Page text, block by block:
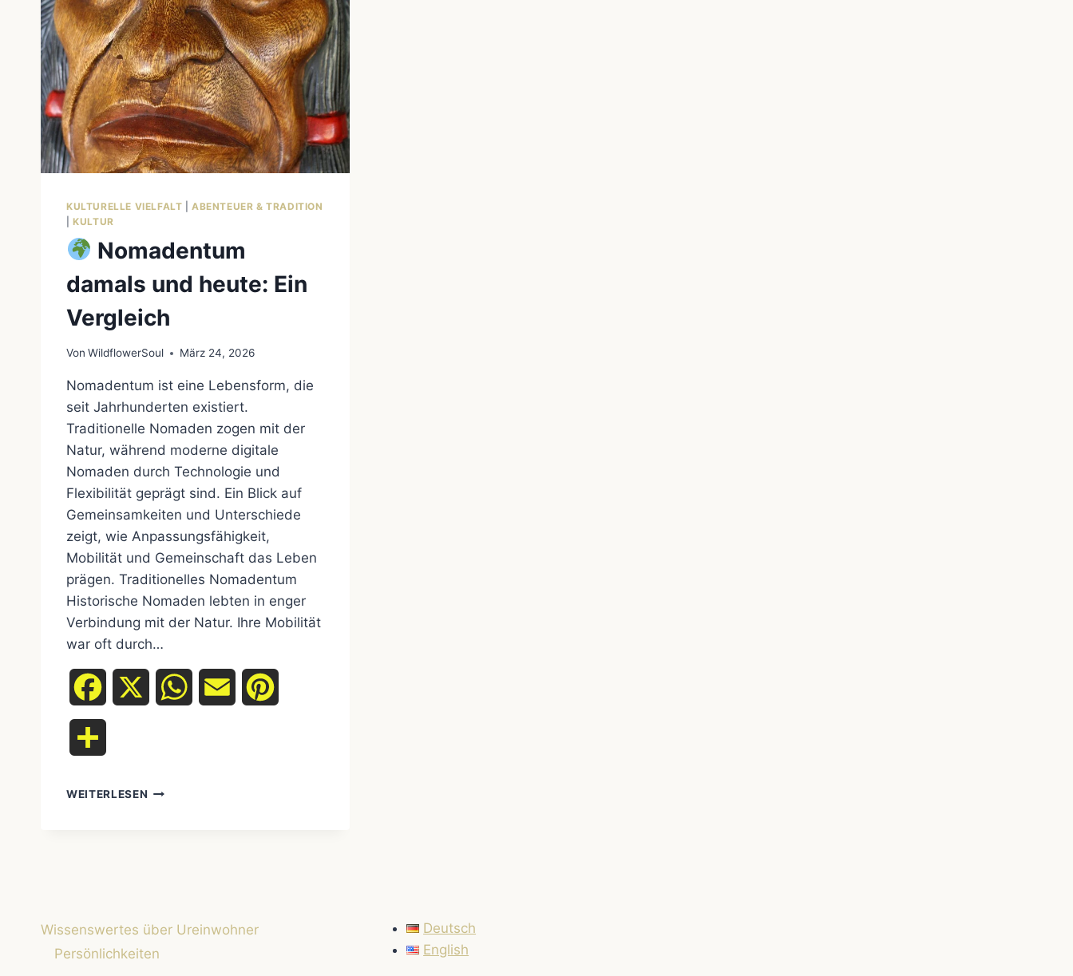
KULTURELLE VIELFALT |ABENTEUER & TRADITION
|KULTUR
Nomadentum
damals und heute: Ein
Vergleich
Von WildflowerSoul März 24, 2026
Nomadentum ist eine Lebensform, die
seit Jahrhunderten existiert.
Traditionelle Nomaden zogen mit der
Natur, während moderne digitale
Nomaden durch Technologie und
Flexibilität geprägt sind. Ein Blick auf
Gemeinsamkeiten und Unterschiede
zeigt, wie Anpassungsfähigkeit,
Mobilität und Gemeinschaft das Leben
prägen. Traditionelles Nomadentum
Historische Nomaden lebten in enger
Verbindung mit der Natur. Ihre Mobilität
war oft durch…
Facebook WhatsAppEmail
WEITERLESEN
Wissenswertes über Ureinwohner
Persönlichkeiten
Deutsch
English